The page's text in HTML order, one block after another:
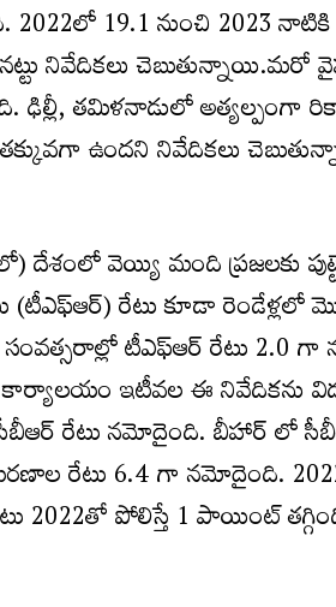
19.1 నుంచి 2023 నాటికి
నివేదికలు చెబుతున్నాయి.మరో
ఢిల్లీ, తమిళనాడులో అత్యల్పంగా
ఉందని నివేదికలు
దేశంలో వెయ్యి మంది ప్రజలకు
(టీఎఫ్ఆర్) రేటు కూడా
టీఎఫ్ఆర్ రేటు 2.0
కార్యాలయం ఇటీవల ఈ నివేదికను
రేటు నమోదైంది. బీహార్ లో
రేటు 6.4 గా నమోదైంది.
2022తో పోలిస్తే 1 పాయింట్